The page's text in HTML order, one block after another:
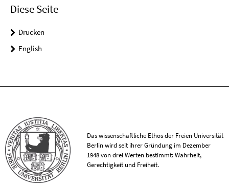
Diese Seite
Drucken
English
Das wissenschaftliche Ethos der Freien Universität
Berlin wird seit ihrer Gründung im Dezember
1948 von drei Werten bestimmt: Wahrheit,
Gerechtigkeit und Freiheit.